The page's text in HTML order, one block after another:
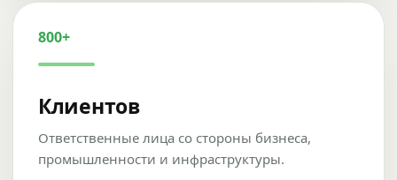
800+
Клиентов
Ответственные лица со стороны бизнеса,
промышленности и инфраструктуры.